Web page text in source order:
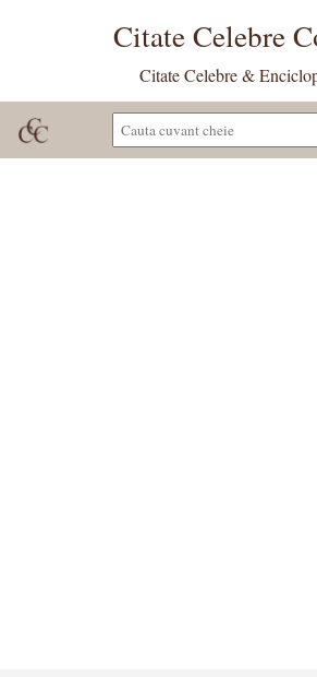
Citate Celebre
Citate Celebre &